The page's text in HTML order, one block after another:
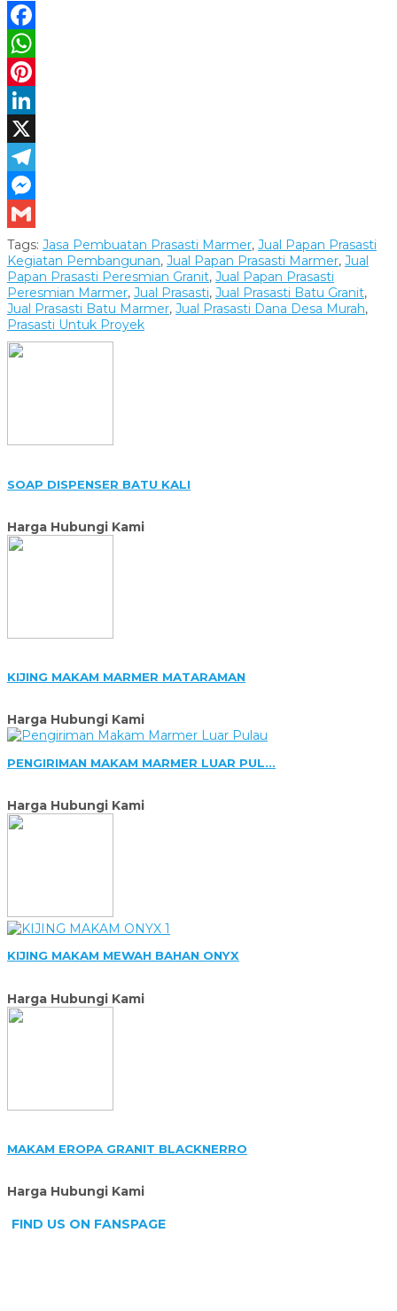
Facebook
WhatsApp
Pinterest
LinkedIn
X
Telegram
Messenger
Gmail
Tags: Jasa Pembuatan Prasasti Marmer, Jual Papan Prasasti
Kegiatan Pembangunan, Jual Papan Prasasti Marmer, Jual
Papan Prasasti Peresmian Granit, Jual Papan Prasasti
Peresmian Marmer, Jual Prasasti, Jual Prasasti Batu Granit,
Jual Prasasti Batu Marmer, Jual Prasasti Dana Desa Murah,
Prasasti Untuk Proyek
SOAP DISPENSER BATU KALI
Harga Hubungi Kami
KIJING MAKAM MARMER MATARAMAN
Harga Hubungi Kami
PENGIRIMAN MAKAM MARMER LUAR PUL...
Harga Hubungi Kami
KIJING MAKAM MEWAH BAHAN ONYX
Harga Hubungi Kami
MAKAM EROPA GRANIT BLACKNERRO
Harga Hubungi Kami
FIND US ON FANSPAGE